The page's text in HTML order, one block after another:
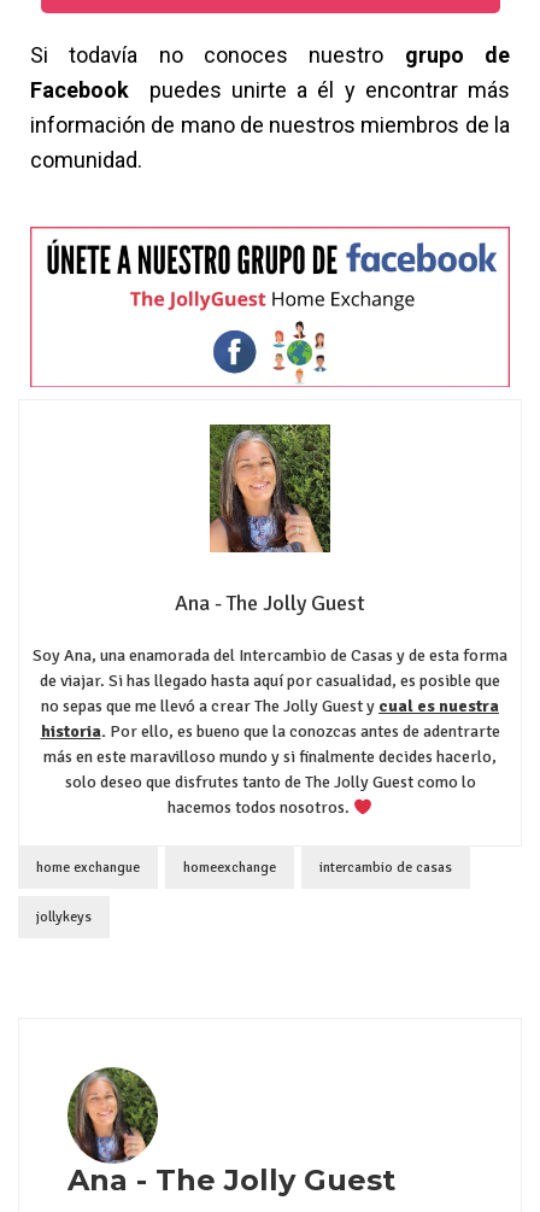
Si todavía no conoces nuestro grupo de
Facebook
puedes unirte a él y encontrar más
información de mano de nuestros miembros de la
comunidad.
Ana - The Jolly Guest
Soy Ana, una enamorada del Intercambio de Casas y de esta forma
de viajar. Si has llegado hasta aquí por casualidad, es posible que
no sepas que me llevó a crear The Jolly Guest y cual es nuestra
historia. Por ello, es bueno que la conozcas antes de adentrarte
más en este maravilloso mundo y si finalmente decides hacerlo,
solo deseo que disfrutes tanto de The Jolly Guest como lo
hacemos todos nosotros.
home exchangue homeexchange intercambio de casas
jollykeys
Ana - The Jolly Guest